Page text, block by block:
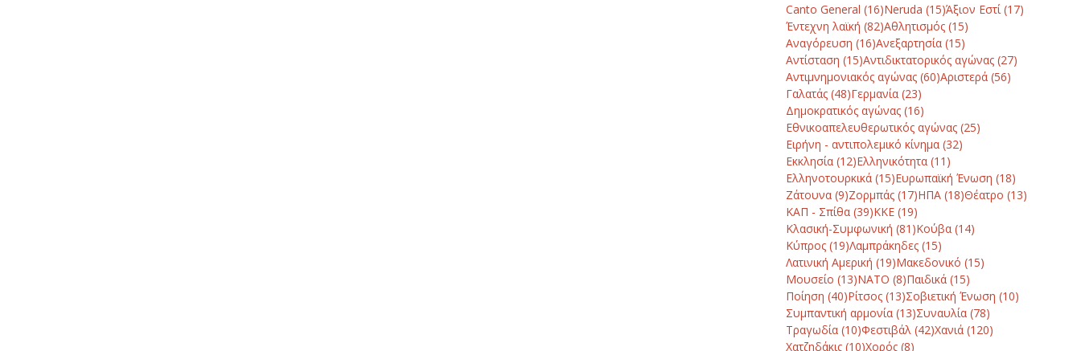
Canto General (16)Neruda (15)Άξιον Εστί(17)
Έντεχνη λαϊκή (82)Αθλητισμός(15)
Αναγόρευση (16)Ανεξαρτησία(15)
Αντίσταση (15)Αντιδικτατορικός αγώνας(27)
Αντιμνημονιακός αγώνας(60)Αριστερά(56)
Γαλατάς(48)Γερμανία(23)
Δημοκρατικός αγώνας(16)
Εθνικοαπελευθερωτικός αγώνας(25)
Ειρήνη - αντιπολεμικό κίνημα(32)
Εκκλησία(12)Ελληνικότητα(11)
Ελληνοτουρκικά(15)Ευρωπαϊκή Ένωση (18)
Ζάτουνα(9)Ζορμπάς(17)ΗΠΑ(18)Θέατρο (13)
ΚΑΠ - Σπίθα(39)ΚΚΕ(19)
Κλασική-Συμφωνική (81)Κούβα(14)
Κύπρος(19)Λαμπράκηδες(15)
Λατινική Αμερική (19)Μακεδονικό (15)
Μουσείο (13)ΝΑΤΟ (8)Παιδικά(15)
Ποίηση (40)Ρίτσος(13)Σοβιετική Ένωση (10)
Συμπαντική αρμονία(13)Συναυλία(78)
Τραγωδία(10)Φεστιβάλ(42)Χανιά(120)
Χατζηδάκις(10)Χορός(8)